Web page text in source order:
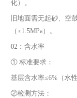
化）。
旧地面需无起砂、空
（≥1.5MPa）。
02：含水率
① 标准要求：
基层含水率≤6%（水
②检测方法：